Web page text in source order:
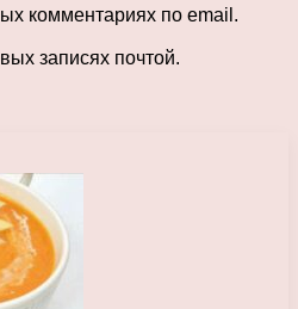
комментариях по email.
записях почтой.